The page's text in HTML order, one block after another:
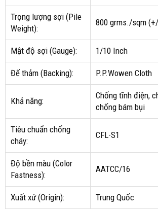
Trọng lượng sợi (Pile
Weight):
800 grms./sqm
Mật độ sợi (Gauge): 1/10 Inch
Đế thảm (Backing): P.P.Wowen Cloth
Khả năng:
Chống tĩnh điện,
chống bám bụi
Tiêu chuẩn chống
cháy:
CFL-S1
Độ bền màu (Color
Fastness):
AATCC/16
Xuất xứ (Origin): Trung Quốc